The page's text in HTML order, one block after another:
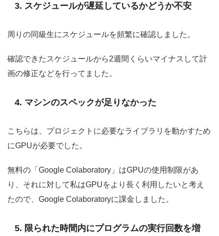
3. スケジュールが遅延しているかどうか不安
周りの同級生にスケジュールを頻繁に確認しました。
確認できたスケジュールから2週間くらいマイナスして計
画の修正などを行ってました。
4. マシンのスペックが足りなかった
こちらは、プロジェクトに必要なライブラリを動かすため
にGPUが必要でした。
無料の「Google Colaboratory」はGPUの使用制限があ
り、それに対して私はGPUをより長く利用したいと考え
たので、Google Colaboratoryに課金しました。
5. 限られた時間内にプログラムの実行回数を増